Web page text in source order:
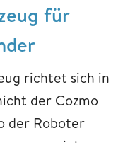
für
richtet sich in
der Cozmo
der Roboter